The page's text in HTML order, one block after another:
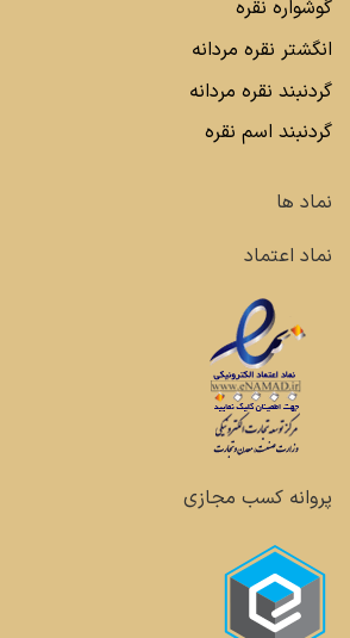
گوشواره نقره
انگشتر نقره مردانه
گردنبند نقره مردانه
گردنبند اسم نقره
نماد ها
نماد اعتماد
پروانه کسب مجازی